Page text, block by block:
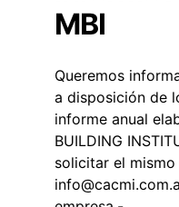
MBI
Queremos
a disposición de
informe anual
BUILDING
solicitar el